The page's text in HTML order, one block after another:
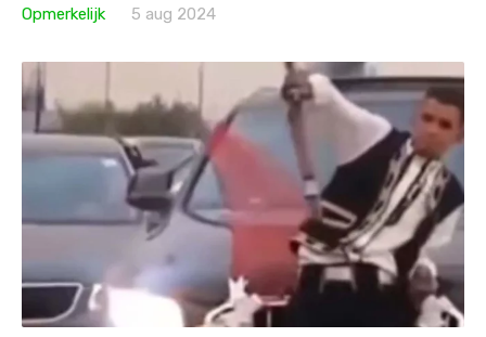
Opmerkelijk
5 aug 2024